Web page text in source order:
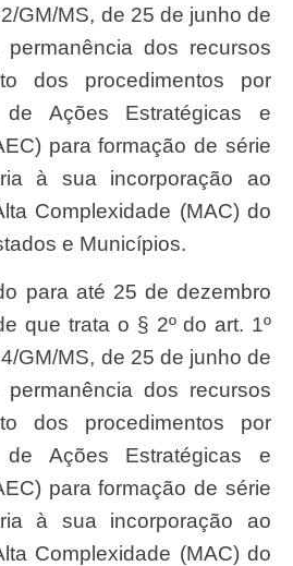
GM/MS, de 25 de junho de
dos recursos
dos procedimentos por
Ações Estratégicas e
para formação de série
à sua incorporação ao
Complexidade (MAC) do
e Municípios.
que trata o § 2º do art. 1º
GM/MS, de 25 de junho de
dos recursos
dos procedimentos por
Ações Estratégicas e
para formação de série
à sua incorporação ao
Complexidade (MAC) do